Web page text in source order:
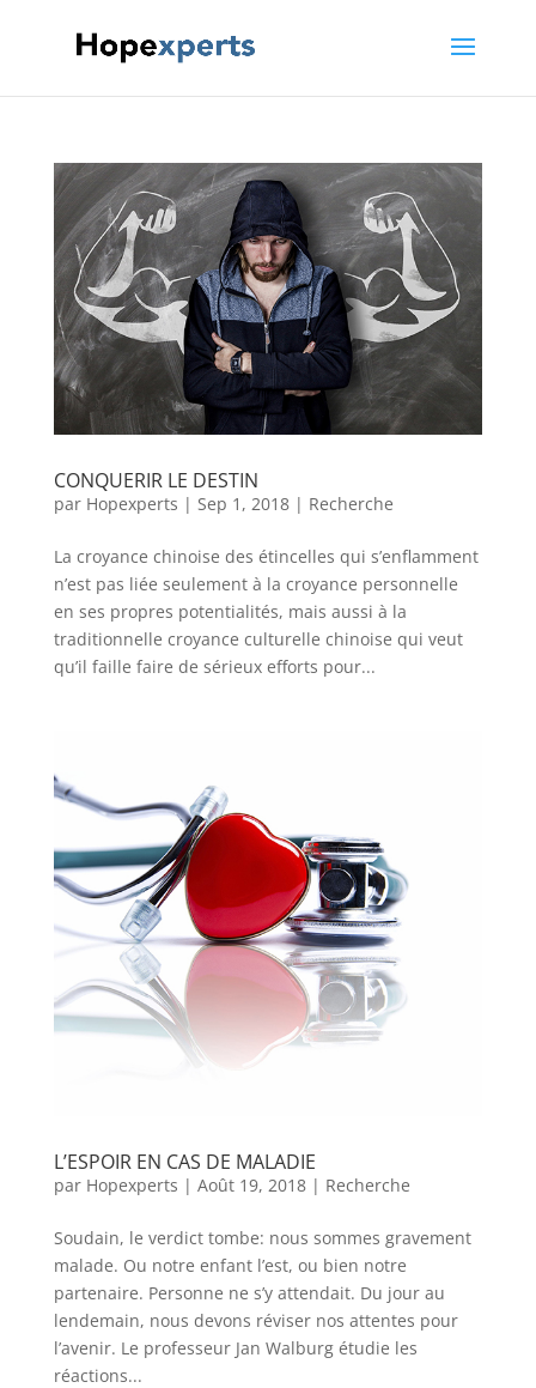
CONQUERIR LE DESTIN
par Hopexperts | Sep 1, 2018| Recherche
La croyance chinoise des étincelles qui s’enflamment
n’est pas liée seulement à la croyance personnelle
en ses propres potentialités, mais aussi à la
traditionnelle croyance culturelle chinoise qui veut
qu’il faille faire de sérieux efforts pour...
L’ESPOIR EN CAS DE MALADIE
par Hopexperts | Août 19, 2018| Recherche
Soudain, le verdict tombe: nous sommes gravement
malade. Ou notre enfant l’est, ou bien notre
partenaire. Personne ne s’y attendait. Du jour au
lendemain, nous devons réviser nos attentes pour
l’avenir. Le professeur Jan Walburg étudie les
réactions...